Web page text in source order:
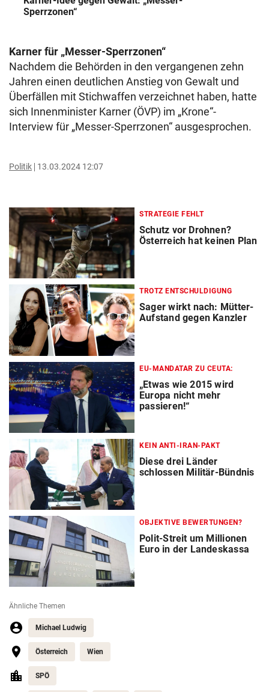
Sperrzonen“
Karner für „Messer-Sperrzonen“
Nachdem die Behörden in den vergangenen zehn
Jahren einen deutlichen Anstieg von Gewalt und
Überfällen mit Stichwaffen verzeichnet haben, hatte
sich Innenminister Karner (ÖVP) im „Krone“-
Interview für „Messer-Sperrzonen“ ausgesprochen.
Politik 13.03.2024 12:07
STRATEGIE FEHLT
Schutz vor Drohnen?
Österreich hat keinen Plan
TROTZ ENTSCHULDIGUNG
Sager wirkt nach: Mütter-
Aufstand gegen Kanzler
EU-MANDATAR ZU CEUTA:
„Etwas wie 2015 wird
Europa nicht mehr
passieren!“
KEIN ANTI-IRAN-PAKT
Diese drei Länder
schlossen Militär-Bündnis
OBJEKTIVE BEWERTUNGEN?
Polit-Streit um Millionen
Euro in der Landeskassa
Ähnliche Themen
Michael Ludwig
Österreich Wien
SPÖ